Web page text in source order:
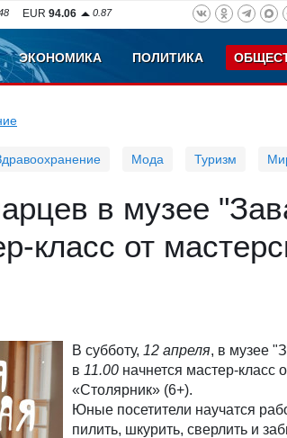
EUR 94.06 0.87
ЭКОНОМИКА ПОЛИТИКА
Мода Туризм
в музее
класс от
В субботу, 12 апреля, в музее
в 11.00 начнется мастер-класс
«Столярник» (6+).
Юные посетители научатся
пилить, шкурить, сверлить и